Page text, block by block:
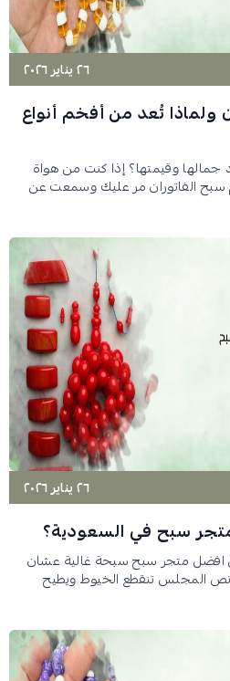
٢٦ يناير ٢٠٢٦
ولماذا تُعد من أفخم أنواع
وقيمتها؟ إذا كنت من هواة
سبح الفاتوران مر عليك وسمعت عن
٢٦ يناير ٢٠٢٦
سبح في السعودية؟
متجر سبح سبحة غالية عشان
المجلس تنقطع الخيوط ويطيح